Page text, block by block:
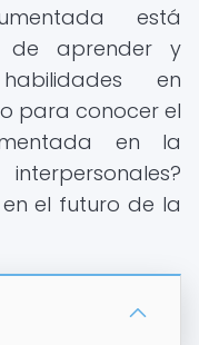
está
de aprender y
en
para conocer el
en la
el futuro de la